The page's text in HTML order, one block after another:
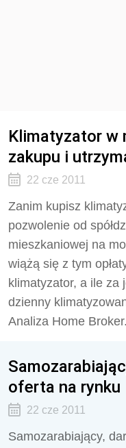
Klimatyzator w
zakupu i
22 cze 2011
Zanim kupisz
pozwolenie od
mieszkaniowej na
wiążą się z tym
klimatyzator, a ile za
dzienny
Analiza Home Broker.
oferta na rynku
22 cze 2011
Samozarabiający,